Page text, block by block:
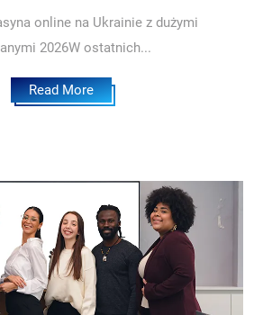
online na Ukrainie z dużymi
2026W ostatnich...
Read More